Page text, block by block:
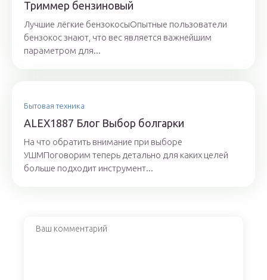
Триммер бензиновый
Лучшие лёгкие бензокосыОпытные пользователи
бензокос знают, что вес является важнейшим
параметром для...
Бытовая техника
ALEX1887 Блог Выбор болгарки
На что обратить внимание при выборе
УШМПоговорим теперь детально для каких целей
больше подходит инструмент...